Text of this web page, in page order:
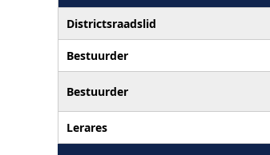
Districtsraadslid
Bestuurder
Bestuurder
Lerares